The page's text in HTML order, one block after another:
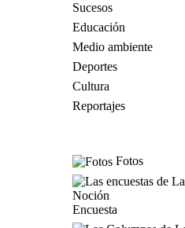
Sucesos
Educación
Medio ambiente
Deportes
Cultura
Reportajes
Fotos
Encuesta